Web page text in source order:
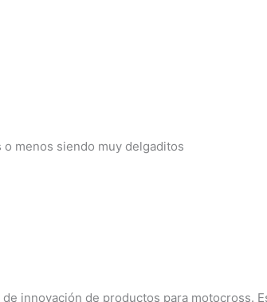
menos siendo muy delgaditos
innovación de productos para motocross.